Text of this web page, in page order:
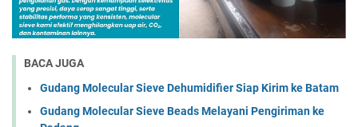
BACA JUGA
Gudang Molecular Sieve Dehumidifier Siap Kirim ke Batam
Gudang Molecular Sieve Beads Melayani Pengiriman ke